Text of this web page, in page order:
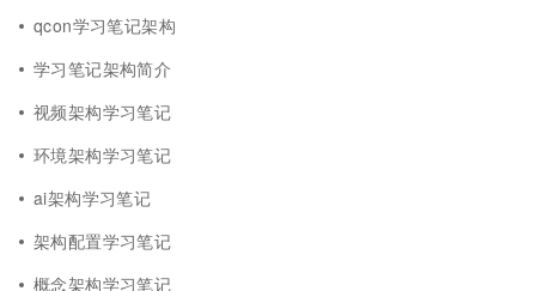
qcon学习笔记架构
学习笔记架构简介
视频架构学习笔记
环境架构学习笔记
ai架构学习笔记
架构配置学习笔记
概念架构学习笔记